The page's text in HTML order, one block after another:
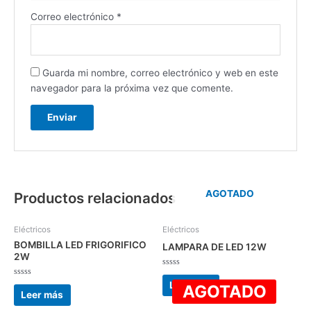
Correo electrónico *
Guarda mi nombre, correo electrónico y web en este
navegador para la próxima vez que comente.
Productos relacionados
Eléctricos
BOMBILLA LED FRIGORIFICO
2W
Valorado
con
de
Leer más AGOTADO
AGOTADO
Eléctricos
LAMPARA DE LED 12W
Valorado
con
de
Leer más